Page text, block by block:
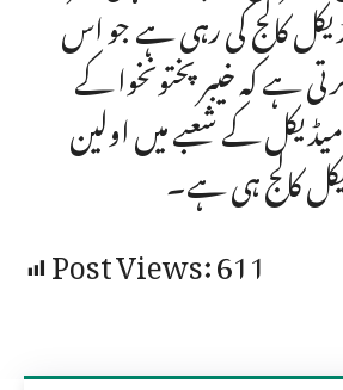
کالج کی رہی ہے جو اس
ہے کہ خیبر پختونخوا کے
کے شعبے میں اولین
کالج ہی ہے۔
Post Views:611